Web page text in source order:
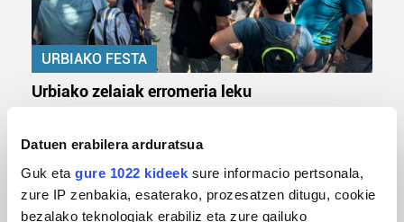
Datuen erabilera arduratsua
Guk eta gure 1022 kideek sure informacio pertsonala,
zure IP zenbakia, esaterako, prozesatzen ditugu, cookie
bezalako teknologiak erabiliz eta zure gailuko
URBIAKO FESTA
Urbiako zelaiak erromeria leku